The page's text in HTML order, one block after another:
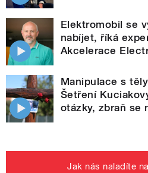
Elektromobil se
nabíjet, říká
Akcelerace
Manipulace s
Šetření
otázky, zbraň se
Jak nás naladíte